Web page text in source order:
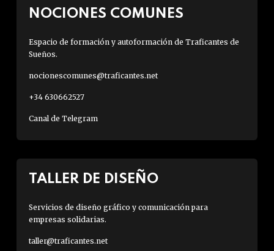
NOCIONES COMUNES
Espacio de formación y autoformación de Traficantes de
Sueños.
nocionescomunes@traficantes.net
+34 630662527
Canal de Telegram
TALLER DE DISEÑO
Servicios de diseño gráfico y comunicación para
empresas solidarias.
taller@traficantes.net